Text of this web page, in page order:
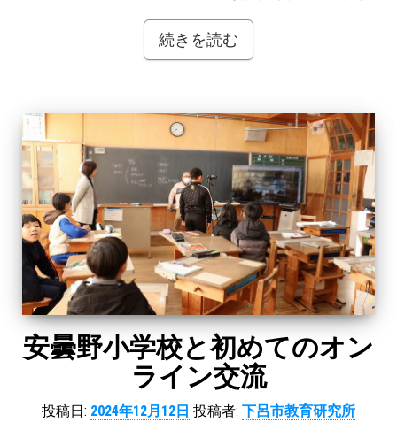
続きを読む
安曇野小学校と初めてのオン
ライン交流
投稿日: 2024年12月12日 投稿者: 下呂市教育研究所